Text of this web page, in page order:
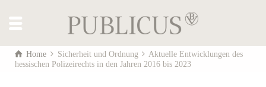
Home Sicherheit und Ordnung
Aktuelle Entwicklungen des
hessischen Polizeirechts in den Jahren 2016 bis 2023